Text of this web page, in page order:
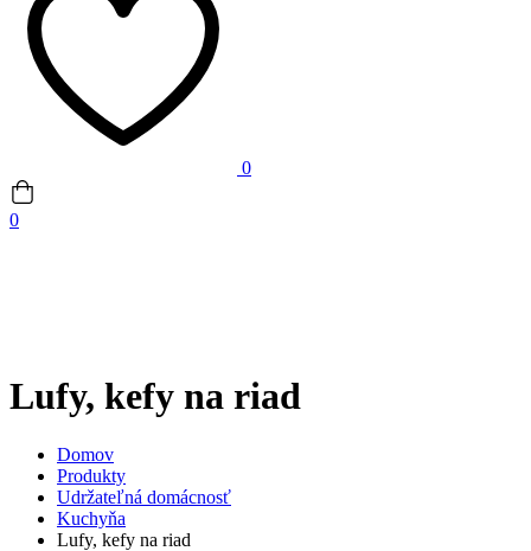
0
0
Lufy, kefy na riad
Domov
Produkty
Udržateľná domácnosť
Kuchyňa
Lufy, kefy na riad